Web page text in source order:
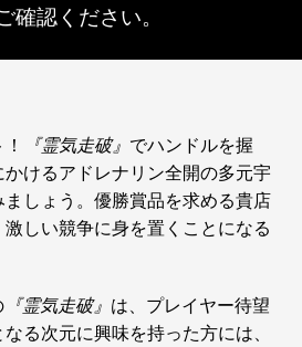
確認ください。
『霊気走破』 でハンドルを握
けるアドレナリン全開の多元宇
しょう。優勝賞品を求める貴店
しい競争に身を置くことになる
『霊気走破』 は、プレイヤー待望
る次元に興味を持った方には、